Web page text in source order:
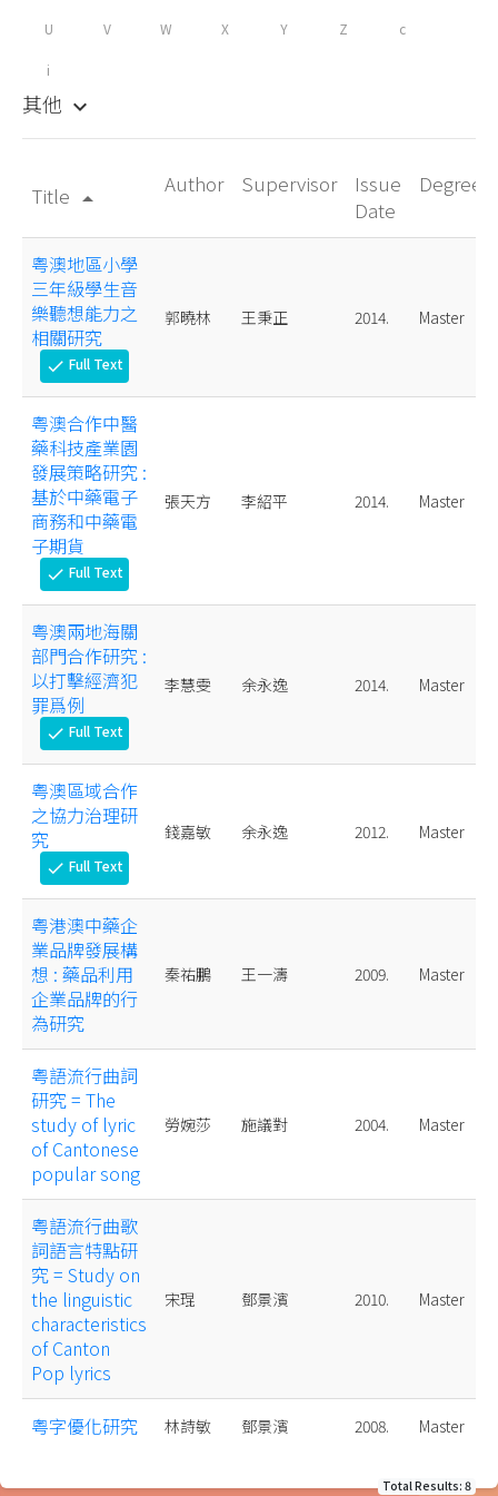
U V W X Y Z c
i
其他 keyboard_arrow_down
Title arrow_drop_up
Author Supervisor
Issue
Date
Degree
粤澳地區小學
三年級學生音
樂聽想能力之
相關研究
check Full Text
郭曉林 王秉正 2014. Master
粤澳合作中醫
藥科技產業園
發展策略研究 :
基於中藥電子
商務和中藥電
子期貨
check Full Text
張天方 李紹平 2014. Master
粤澳兩地海關
部門合作研究 :
以打擊經濟犯
罪爲例
check Full Text
李慧雯 余永逸 2014. Master
粤澳區域合作
之協力治理研
究
check Full Text
錢嘉敏 余永逸 2012. Master
粤港澳中藥企
業品牌發展構
想 : 藥品利用
企業品牌的行
為研究
秦祐鵬 王一濤 2009. Master
粤語流行曲詞
研究 = The
study of lyric
of Cantonese
popular song
勞婉莎 施議對 2004. Master
粤語流行曲歌
詞語言特點研
究 = Study on
the linguistic
characteristics
of Canton
Pop lyrics
宋琨 鄧景濱 2010. Master
粤字優化研究 林詩敏 鄧景濱 2008. Master
Total Results: 8